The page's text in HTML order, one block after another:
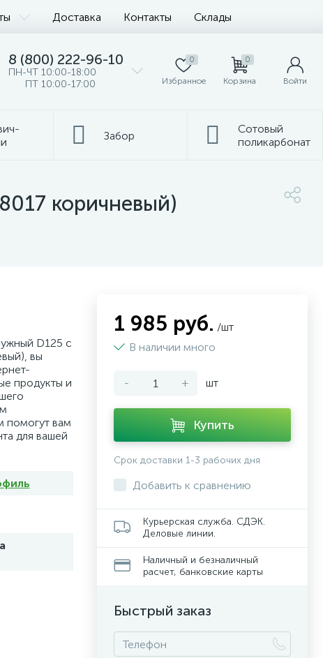
Доставка Контакты Склады
8 (800) 222-96-10
ПН-ЧТ 10:00-18:00
ПТ 10:00-17:00
0
Избранное
0
Корзина Войти
Забор
Сотовый
поликарбонат
коричневый)
D125 с
вы
продукты и
помогут вам
для вашей
1 985 руб. /шт
В наличии много
- + шт
Купить
Срок доставки 1-3 рабочих дня
Добавить к сравнению
Курьерская служба. СДЭК.
Деловые линии.
Наличный и безналичный
расчет, банковские карты
Быстрый заказ